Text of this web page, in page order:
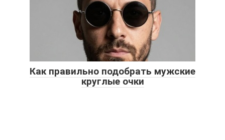
Как правильно подобрать мужские
круглые очки